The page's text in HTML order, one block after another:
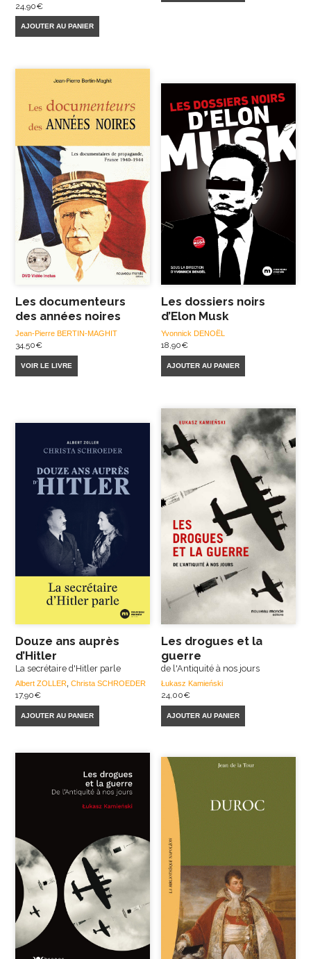
24,90€
AJOUTER AU PANIER
Les documenteurs
des années noires
Jean-Pierre BERTIN-MAGHIT
34,50€
VOIR LE LIVRE
Les dossiers noirs
d’Elon Musk
Yvonnick DENOËL
18,90€
AJOUTER AU PANIER
Douze ans auprès
d’Hitler
La secrétaire d'Hitler parle
Albert ZOLLER ,Christa SCHROEDER
17,90€
AJOUTER AU PANIER
Les drogues et la
guerre
de l'Antiquité à nos jours
Łukasz Kamieński
24,00€
AJOUTER AU PANIER